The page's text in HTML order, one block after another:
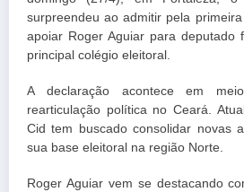
surpreendeu ao admitir pela
apoiar Roger Aguiar para deputado
principal colégio eleitoral.
A declaração acontece em
rearticulação política no Ceará.
Cid tem buscado consolidar novas
sua base eleitoral na região Norte.
Roger Aguiar vem se destacando